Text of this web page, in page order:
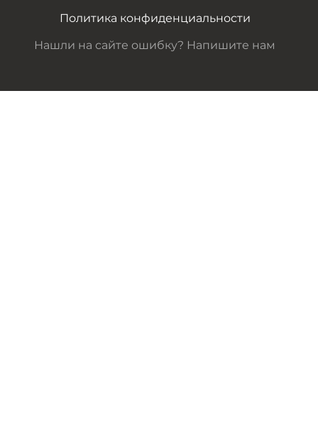
Политика конфиденциальности
Нашли на сайте ошибку? Напишите нам